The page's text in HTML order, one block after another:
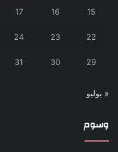
15
16
17
22
23
24
29
30
31
« يوليو
وسوم